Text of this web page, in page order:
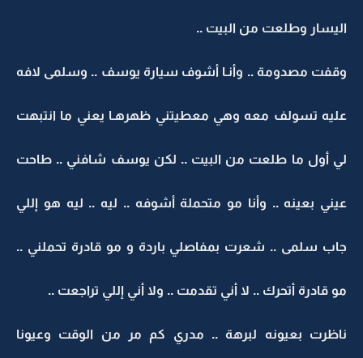
اليسار وطلعت من البيت ..
وقفت مصدومة .. وأنـا أشوف سيارة يوسف .. وسلمى لافه
عليه تسولف معه وهي معطيتني ظهرهـا يعني ما انتبهت
لي أول ما طلعت من البيت .. لكن يوسف شافني .. طاحت
عيني بعينه .. وأنا مو متحملة أشوفه .. ليه .. ليه هو إللي
جاب سلمى .. شعرت بمفاصلي باردة و مو قادرة تحملني ..
مو قادرة أتحرك .. لا أني تقدمت .. ولا أني إللي تراجعت ..
ناظرت بعيونه لبرهة .. مدري كم مر من الوقت وعيونا